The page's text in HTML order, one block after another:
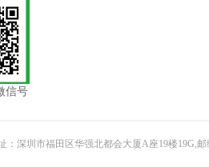
信号
：深圳市福田区华强北都会大厦A座19楼19G,